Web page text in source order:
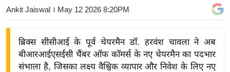
ज़
ने
द्यो
Ankit Jaiswal । May 12 2026 8:20PM
ब्रिक्स सीसीआई के पूर्व चेयरमैन डॉ. हरवंश चावला ने अब
बीआरआईएसईसी चैंबर ऑफ कॉमर्स के नए चेयरमैन का पदभार
संभाला है, जिसका लक्ष्य वैश्विक व्यापार और निवेश के लिए नए